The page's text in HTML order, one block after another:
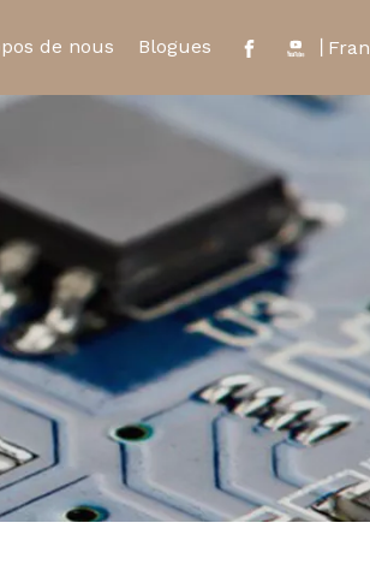
Nouveau relais d'énergie
Micro-interrupteur
de nous Blogues Contact 丨